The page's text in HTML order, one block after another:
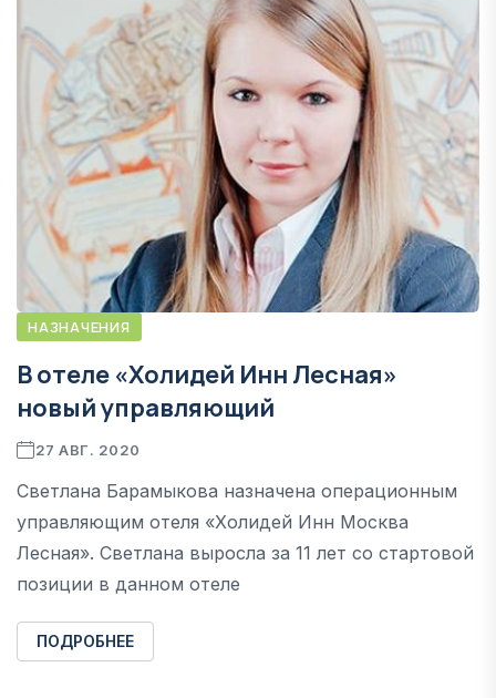
НАЗНАЧЕНИЯ
В отеле «Холидей Инн Лесная»
новый управляющий
27 АВГ. 2020
Светлана Барамыкова назначена операционным
управляющим отеля «Холидей Инн Москва
Лесная». Светлана выросла за 11 лет со стартовой
позиции в данном отеле
ПОДРОБНЕЕ